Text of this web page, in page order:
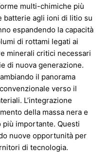
multi-chimiche più
batterie agli ioni di litio su
espandendo la capacità
di rottami legati ai
minerali critici necessari
di nuova generazione.
il panorama
verso il
L’integrazione
della massa nera e
importante. Questi
nuove opportunità per
di tecnologia.